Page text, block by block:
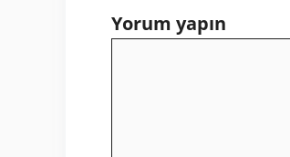
Yorum yapın